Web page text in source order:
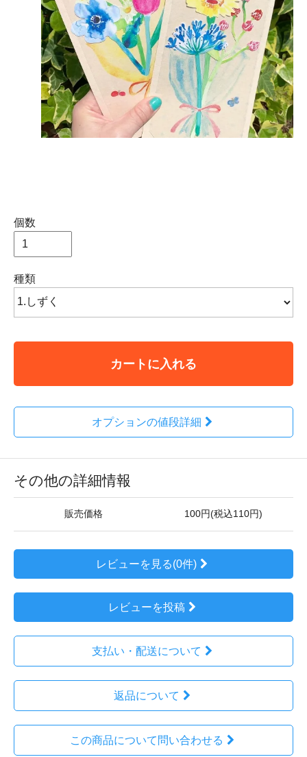
個数
種類
カートに入れる
オプションの値段詳細
その他の詳細情報
販売価格 100円(税込110円)
レビューを見る(0件)
レビューを投稿
支払い・配送について
返品について
この商品について問い合わせる